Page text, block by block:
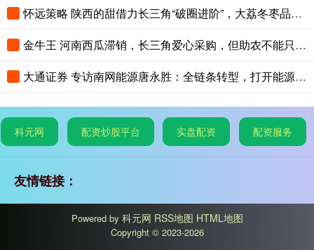
怀远策略 陕西的甜借力长三角“破圈进阶”，大荔冬枣品鉴会在沪举办
金牛王 河南西瓜滞销，长三角爱心采购，但助农不能只靠爱心救场
大通证券 专访南网能源唐永胜：全链条转型，打开能源低碳发展新赛道
科元网 配资炒股平台 实盘配资 配资服务
友情链接：
Powered by 科元网 RSS地图 HTML地图
Copyright © 2023-2026